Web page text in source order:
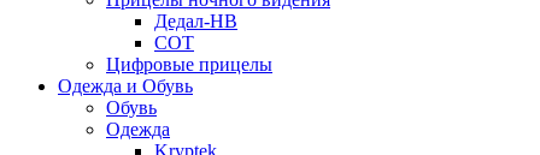
Дедал-НВ
СОТ
Цифровые прицелы
Одежда и Обувь
Обувь
Одежда
Kryptek